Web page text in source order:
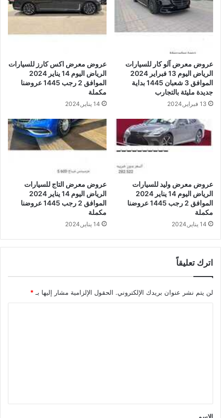
عروض معرض آلو كار للسيارات
الرياض اليوم 13 فبراير 2024
الموافق 3 شعبان 1445 بداية
جديدة مليئة بالتجارب
13 فبراير,2024
عروض معرض اكس كارز للسيارات
الرياض اليوم 14 يناير 2024
الموافق 2 رجب 1445 عروضنا
مكملة
14 يناير,2024
عروض معرض وليد للسيارات
الرياض اليوم 14 يناير 2024
الموافق 2 رجب 1445 عروضنا
مكملة
14 يناير,2024
عروض معرض التاج للسيارات
الرياض اليوم 14 يناير 2024
الموافق 2 رجب 1445 عروضنا
مكملة
14 يناير,2024
اترك تعليقاً
لن يتم نشر عنوان بريدك الإلكتروني. الحقول الإلزامية مشار إليها بـ *
*